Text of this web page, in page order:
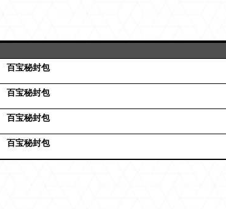
百宝秘封包
百宝秘封包
百宝秘封包
百宝秘封包